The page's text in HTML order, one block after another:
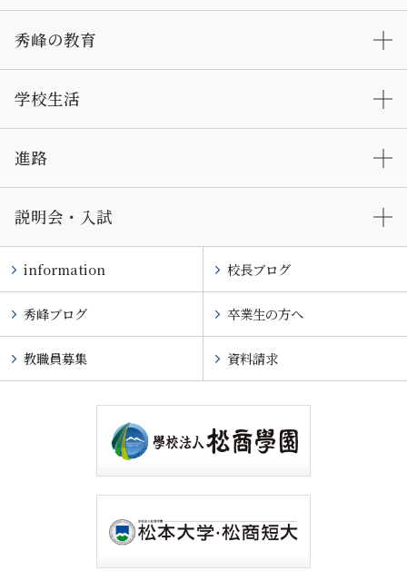
秀峰の教育
学校生活
進路
説明会・入試
information 校長ブログ
秀峰ブログ 卒業生の方へ
教職員募集 資料請求